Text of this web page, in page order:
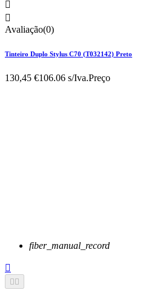


Avaliação(0)
Tinteiro Duplo Stylus C70 (T032142) Preto
130,45 €106.06 s/Iva.Preço
fiber_manual_record

 